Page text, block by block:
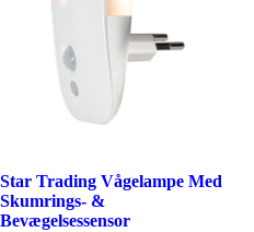
Star Trading Vågelampe Med
Skumrings- &
Bevægelsessensor